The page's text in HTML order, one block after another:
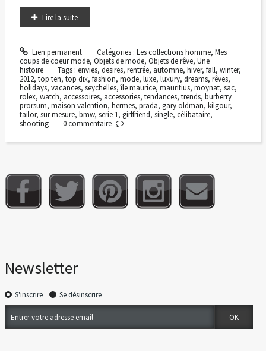
Lire la suite
Lien permanent Catégories : Les collections homme, Mes
coups de coeur mode, Objets de mode, Objets de rêve, Une
histoire
Tags :envies,desires,rentrée, automne,hiver,fall,winter,
2012, top ten, top dix, fashion, mode, luxe, luxury, dreams, rêves,
holidays, vacances, seychelles,île maurice, mauritius, moynat, sac,
rolex, watch, accessoires, accessories, tendances, trends, burberry
prorsum, maison valention, hermes, prada, gary oldman, kilgour,
tailor, sur mesure, bmw, serie 1, girlfriend, single, célibataire,
shooting
0commentaire
Newsletter
S'inscrire Se désinscrire